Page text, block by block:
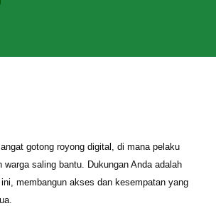
gotong royong digital, di mana pelaku
saling bantu. Dukungan Anda adalah
membangun akses dan kesempatan yang